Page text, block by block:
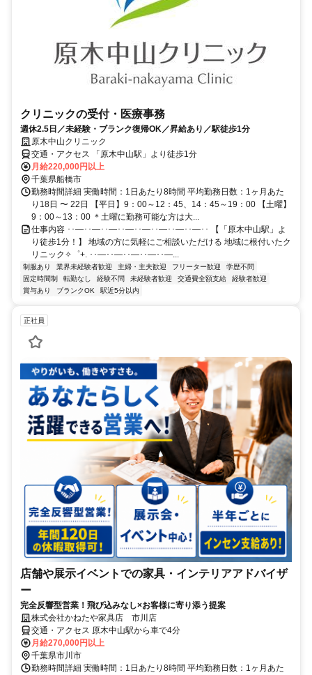
クリニックの受付・医療事務
週休2.5日／未経験・ブランク復帰OK／昇給あり／駅徒歩1分
原木中山クリニック
交通・アクセス 「原木中山駅」より徒歩1分
月給220,000円以上
千葉県船橋市
勤務時間詳細 実働時間：1日あたり8時間 平均勤務日数：1ヶ月あた
り18日 〜 22日 【平日】9：00～12：45、14：45～19：00 【土曜】
9：00～13：00 ＊土曜に勤務可能な方は大...
仕事内容 ･･―･･―･･―･･―･･―･･―･･―･･―･･ 【「原木中山駅」よ
り徒歩1分！】 地域の方に気軽にご相談いただける 地域に根付いたク
リニック✧゜+. ･･―･･―･･―･･―･･―...
制服あり 業界未経験者歓迎 主婦・主夫歓迎 フリーター歓迎
学歴不問
固定時間制
転勤なし 経験不問 未経験者歓迎 交通費全額支給
経験者歓迎
賞与あり
ブランクOK 駅近5分以内
正社員
店舗や展示イベントでの家具・インテリアアドバイザ
ー
完全反響型営業！飛び込みなし×お客様に寄り添う提案
株式会社かねたや家具店 市川店
交通・アクセス 原木中山駅から車で4分
月給270,000円以上
千葉県市川市
勤務時間詳細 実働時間：1日あたり8時間 平均勤務日数：1ヶ月あた